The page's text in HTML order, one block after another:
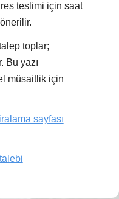
teslimi için saat
toplar;
Bu yazı
müsaitlik için
sayfası